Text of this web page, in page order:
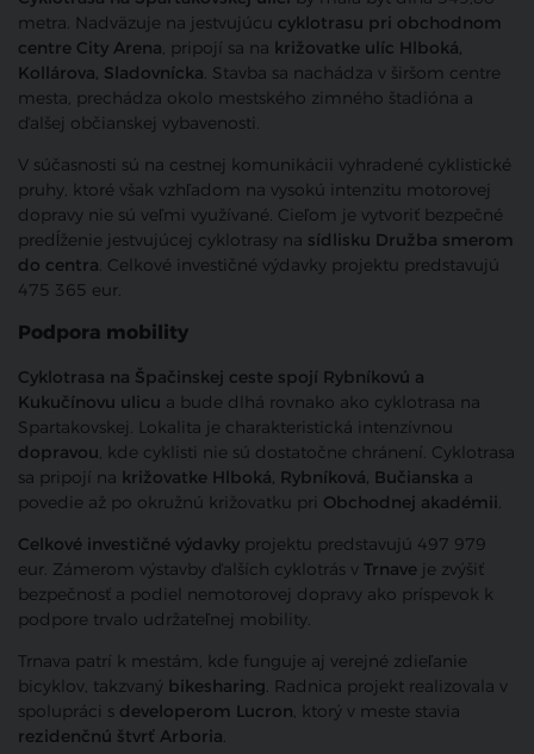
metra. Nadväzuje na jestvujúcu cyklotrasu pri obchodnom
centre City Arena, pripojí sa na križovatke ulíc Hlboká,
Kollárova, Sladovnícka. Stavba sa nachádza v širšom centre
mesta, prechádza okolo mestského zimného štadióna a
ďalšej občianskej vybavenosti.
V súčasnosti sú na cestnej komunikácii vyhradené cyklistické
pruhy, ktoré však vzhľadom na vysokú intenzitu motorovej
dopravy nie sú veľmi využívané. Cieľom je vytvoriť bezpečné
predĺženie jestvujúcej cyklotrasy na sídlisku Družba smerom
do centra. Celkové investičné výdavky projektu predstavujú
475 365 eur.
Podpora mobility
Cyklotrasa na Špačinskej ceste spojí Rybníkovú a
Kukučínovu ulicu a bude dlhá rovnako ako cyklotrasa na
Spartakovskej. Lokalita je charakteristická intenzívnou
dopravou, kde cyklisti nie sú dostatočne chránení. Cyklotrasa
sa pripojí na križovatke Hlboká, Rybníková, Bučianska a
povedie až po okružnú križovatku pri Obchodnej akadémii.
Celkové investičné výdavky projektu predstavujú 497 979
eur. Zámerom výstavby ďalších cyklotrás v Trnave je zvýšiť
bezpečnosť a podiel nemotorovej dopravy ako príspevok k
podpore trvalo udržateľnej mobility.
Trnava patrí k mestám, kde funguje aj verejné zdieľanie
bicyklov, takzvaný bikesharing. Radnica projekt realizovala v
spolupráci s developerom Lucron, ktorý v meste stavia
rezidenčnú štvrť Arboria.